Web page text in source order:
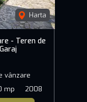
Harta
- Teren de
vânzare
mp 2008